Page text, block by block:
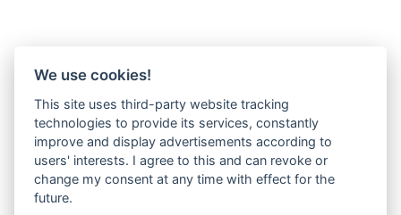
We use cookies!
This site uses third-party website tracking
technologies to provide its services, constantly
improve and display advertisements according to
users' interests. I agree to this and can revoke or
change my consent at any time with effect for the
future.